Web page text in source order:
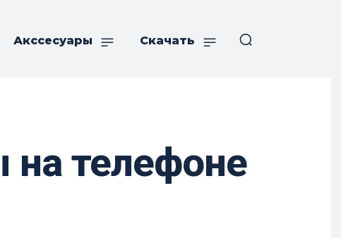
Акссесуары Скачать
на телефоне